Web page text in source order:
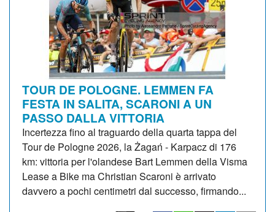
TOUR DE POLOGNE. LEMMEN FA
FESTA IN SALITA, SCARONI A UN
PASSO DALLA VITTORIA
Incertezza fino al traguardo della quarta tappa del
Tour de Pologne 2026, la Żagań - Karpacz di 176
km: vittoria per l'olandese Bart Lemmen della Visma
Lease a Bike ma Christian Scaroni è arrivato
davvero a pochi centimetri dal successo, firmando...